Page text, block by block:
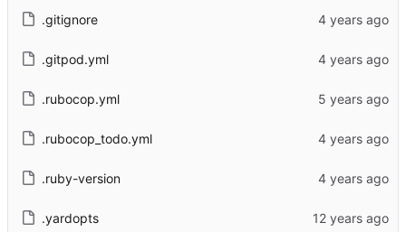
.gitignore
.gitpod.yml
.rubocop.yml
.rubocop_todo.yml
.ruby-version
.yardopts